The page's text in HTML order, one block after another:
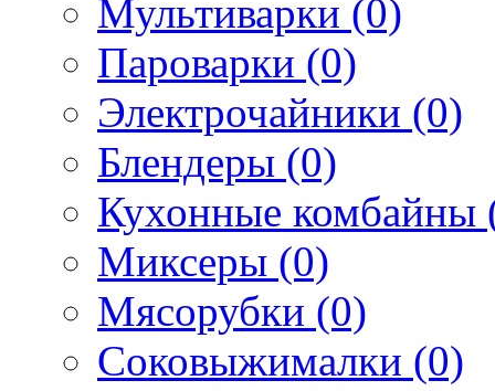
Мультиварки (0)
Пароварки (0)
Электрочайники (0)
Блендеры (0)
Кухонные комбайны
Миксеры (0)
Мясорубки (0)
Соковыжималки (0)